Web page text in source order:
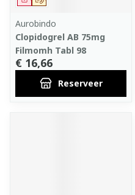
Aurobindo
Clopidogrel AB 75mg
Filmomh Tabl 98
€ 16,66
Reserveer